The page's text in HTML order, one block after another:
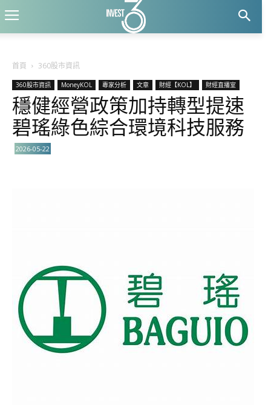
首頁 360股市資訊
360股市資訊 MoneyKOL 專家分析 文章 財經【KOL】 財經直播室
穩健經營政策加持轉型提速
碧瑤綠色綜合環境科技服務
2026-05-22